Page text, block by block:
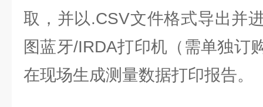
取，并以.CSV文件格式导出并
图蓝牙/IRDA打印机（需单独订
在现场生成测量数据打印报告。